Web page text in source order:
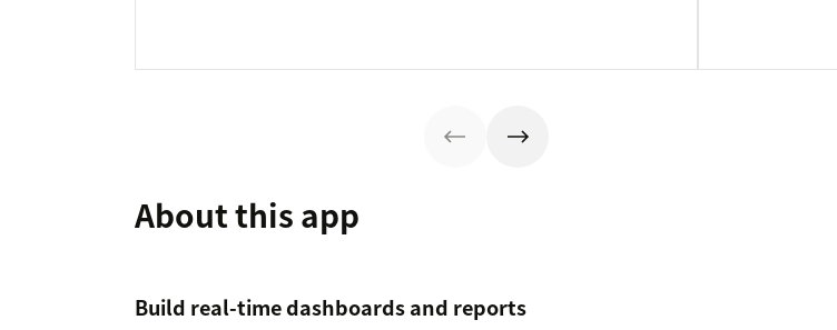
About this app
Build real-time dashboards and reports